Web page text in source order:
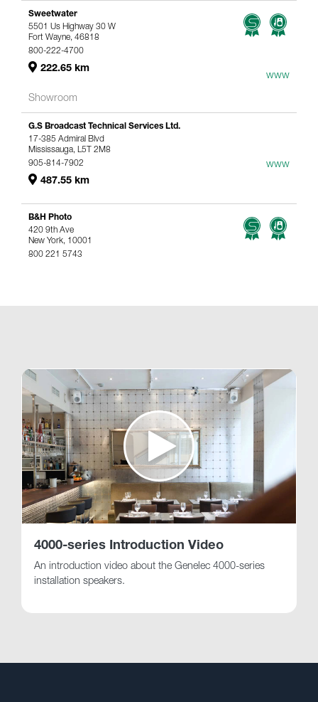
Sweetwater
5501 Us Highway 30 W
Fort Wayne, 46818
800-222-4700
222.65 km
www
Showroom
G.S Broadcast Technical Services Ltd.
17-385 Admiral Blvd
Mississauga, L5T 2M8
905-814-7902
487.55 km
www
B&H Photo
420 9th Ave
New York, 10001
800 221 5743
6975.97 km
www
4000-series Introduction Video
An introduction video about the Genelec 4000-series
installation speakers.